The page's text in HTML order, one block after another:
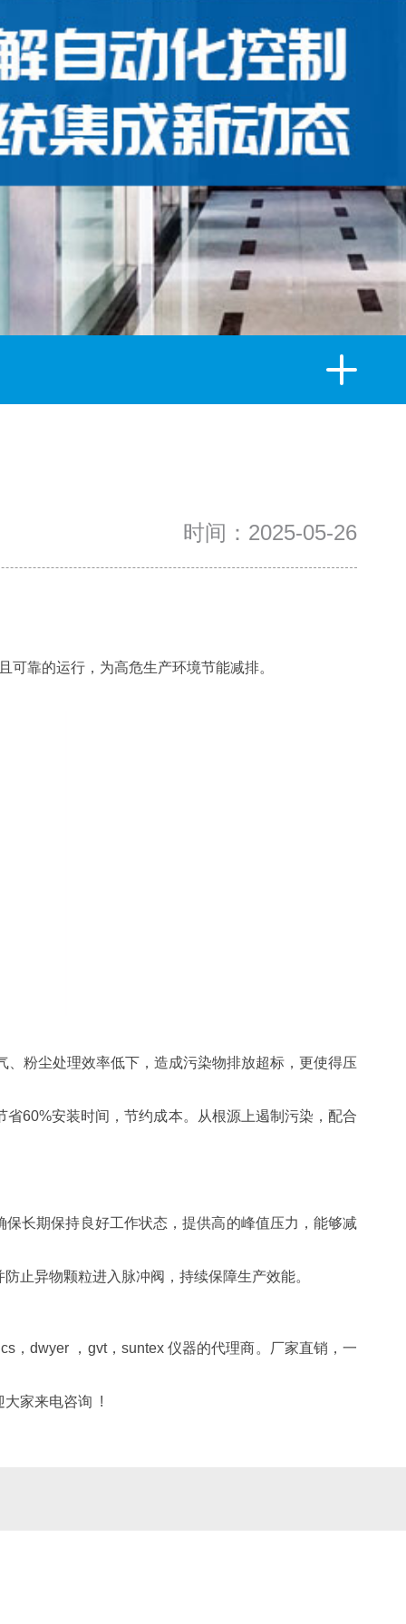
时间：2025-05-26
靠的运行，为高危生产环境节能减排。
粉尘处理效率低下，造成污染物排放超标，更使得压
60%安装时间，节约成本。从根源上遏制污染，配合
长期保持良好工作状态，提供高的峰值压力，能够减
止异物颗粒进入脉冲阀，持续保障生产效能。
，dwyer ，gvt，suntex 仪器的代理商。厂家直销，一
大家来电咨询 !